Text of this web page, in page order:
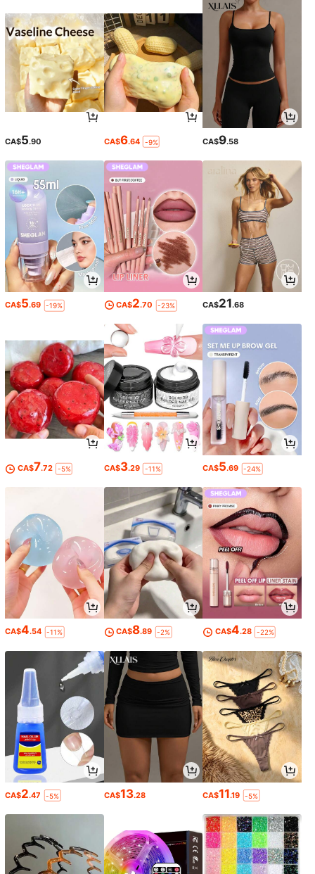
CA$5.90 CA$6.64 -9% CA$9.58
CA$5.69 -19% CA$2.70 -23% CA$21.68
CA$7.72 -5% CA$3.29 -11% CA$5.69 -24%
CA$4.54 -11% CA$8.89 -2% CA$4.28 -22%
CA$2.47 -5% CA$13.28 CA$11.19 -5%